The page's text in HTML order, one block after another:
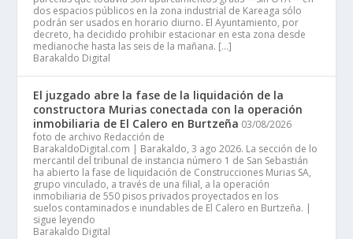
dos espacios públicos en la zona industrial de Kareaga sólo
podrán ser usados en horario diurno. El Ayuntamiento, por
decreto, ha decidido prohibir estacionar en esta zona desde
medianoche hasta las seis de la mañana. […]
Barakaldo Digital
El juzgado abre la fase de la liquidación de la
constructora Murias conectada con la operación
inmobiliaria de El Calero en Burtzeña 03/08/2026
foto de archivo Redacción de
BarakaldoDigital.com | Barakaldo, 3 ago 2026. La sección de lo
mercantil del tribunal de instancia número 1 de San Sebastián
ha abierto la fase de liquidación de Construcciones Murias SA,
grupo vinculado, a través de una filial, a la operación
inmobiliaria de 550 pisos privados proyectados en los
suelos contaminados e inundables de El Calero en Burtzeña. |
sigue leyendo
Barakaldo Digital